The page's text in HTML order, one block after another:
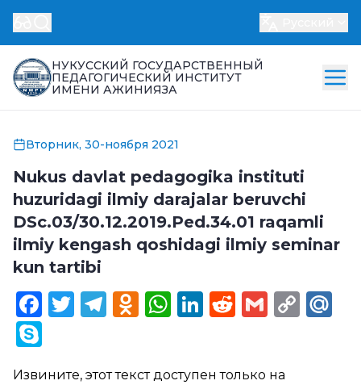
НУКУССКИЙ ГОСУДАРСТВЕННЫЙ
ПЕДАГОГИЧЕСКИЙ ИНСТИТУТ
ИМЕНИ АЖИНИЯЗА
Вторник, 30-ноября 2021
Nukus davlat pedagogika instituti
huzuridagi ilmiy darajalar beruvchi
DSс.03/30.12.2019.Ped.34.01 raqamli
ilmiy kengash qoshidagi ilmiy seminar
kun tartibi
Facebook
Twitter
Telegram
Odnoklassniki
WhatsApp
LinkedIn
Reddit
Gmail
Извините, этот текст доступен только на